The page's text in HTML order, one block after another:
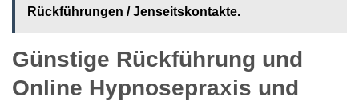
Rückführungen / Jenseitskontakte.
Günstige Rückführung und
Online Hypnosepraxis und